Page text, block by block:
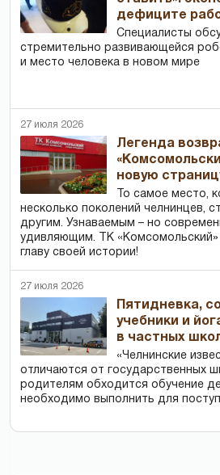
дефиците
Специалисты
стремительно развивающейся
и место человека в новом мире
27 июля 2026
Легенда
новую
То самое место,
несколько поколений челнинцев,
другим. Узнаваемым – но
удивляющим. ТК
главу своей истории!
27 июля 2026
Пятидневка,
учебники и
в частных
«Челнинские
отличаются от государственных
родителям обходится обучение
необходимо выполнить для